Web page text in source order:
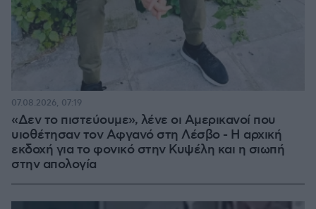
«Δεν το πιστεύουμε», λένε οι Αμερικανοί που
υιοθέτησαν τον Αφγανό στη Λέσβο - Η αρχική
εκδοχή για το φονικό στην Κυψέλη και η σιωπή
στην απολογία
07.08.2026, 07:19